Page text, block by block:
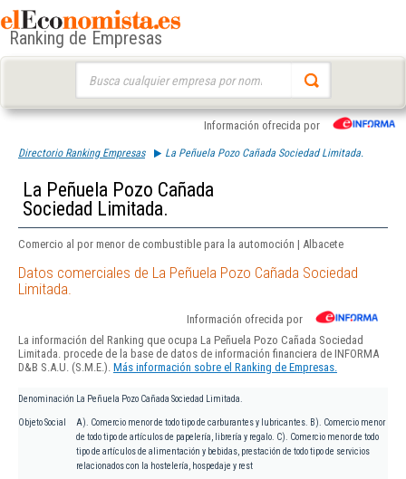
Ranking de Empresas
Información ofrecida por
Directorio Ranking Empresas La Peñuela Pozo Cañada Sociedad Limitada.
La Peñuela Pozo Cañada
Sociedad Limitada.
Comercio al por menor de combustible para la automoción | Albacete
Datos comerciales de La Peñuela Pozo Cañada Sociedad
Limitada.
Información ofrecida por
La información del Ranking que ocupa La Peñuela Pozo Cañada Sociedad
Limitada. procede de la base de datos de información financiera de INFORMA
D&B S.A.U. (S.M.E.). Más información sobre el Ranking de Empresas.
Denominación La Peñuela Pozo Cañada Sociedad Limitada.
Objeto Social
A). Comercio menor de todo tipo de carburantes y lubricantes. B). Comercio menor
de todo tipo de artículos de papelería, librería y regalo. C). Comercio menor de todo
tipo de artículos de alimentación y bebidas, prestación de todo tipo de servicios
relacionados con la hostelería, hospedaje y rest